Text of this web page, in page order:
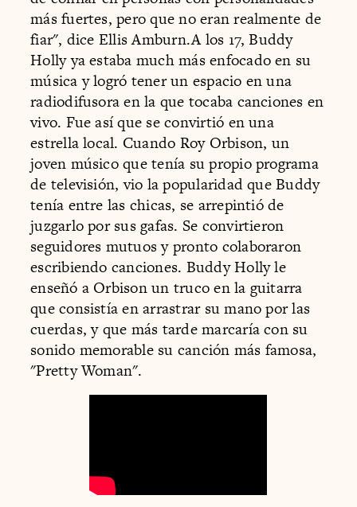
más fuertes, pero que no eran realmente de
fiar", dice Ellis Amburn.A los 17, Buddy
Holly ya estaba much más enfocado en su
música y logró tener un espacio en una
radiodifusora en la que tocaba canciones en
vivo. Fue así que se convirtió en una
estrella local. Cuando Roy Orbison, un
joven músico que tenía su propio programa
de televisión, vio la popularidad que Buddy
tenía entre las chicas, se arrepintió de
juzgarlo por sus gafas. Se convirtieron
seguidores mutuos y pronto colaboraron
escribiendo canciones. Buddy Holly le
enseñó a Orbison un truco en la guitarra
que consistía en arrastrar su mano por las
cuerdas, y que más tarde marcaría con su
sonido memorable su canción más famosa,
"Pretty Woman".